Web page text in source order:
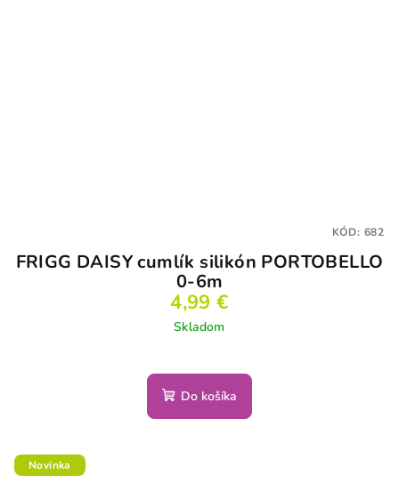
FRIGG DAISY cumlík silikón PORTOBELLO
0-6m
4,99 €
Skladom
Do košíka
KÓD: 682
Novinka